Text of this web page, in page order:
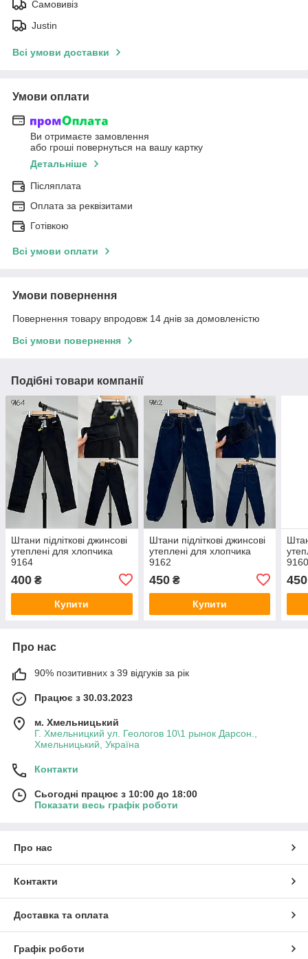
Самовивіз
Justin
Всі умови доставки
Умови оплати
Ви отримаєте замовлення
або гроші повернуться на вашу картку
Детальніше
Післяплата
Оплата за реквізитами
Готівкою
Всі умови оплати
Умови повернення
Повернення товару впродовж 14 днів за домовленістю
Всі умови повернення
Подібні товари компанії
Штани підліткові джинсові
утеплені для хлопчика
9164
400 ₴
Купити
Штани підліткові джинсові
утеплені для хлопчика
9162
450₴
Купити
450
Про нас
90% позитивних з 39 відгуків за рік
Працює з 30.03.2023
м. Хмельницький
Г. Хмельницкий ул. Геологов 10\1 рынок Дарсон.,
Хмельницький, Україна
Контакти
Сьогодні працює з 10:00 до 18:00
Показати весь графік роботи
Про нас
Контакти
Доставка та оплата
Графік роботи